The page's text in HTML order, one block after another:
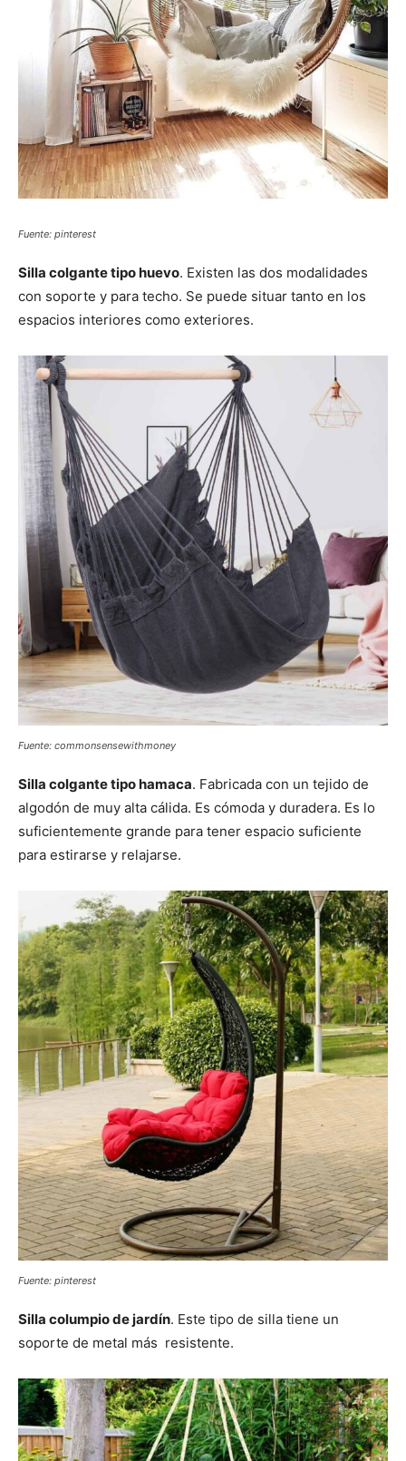
Fuente: pinterest
Silla colgante tipo huevo. Existen las dos modalidades
con soporte y para techo. Se puede situar tanto en los
espacios interiores como exteriores.
Fuente: commonsensewithmoney
Silla colgante tipo hamaca. Fabricada con un tejido de
algodón de muy alta cálida. Es cómoda y duradera. Es lo
suficientemente grande para tener espacio suficiente
para estirarse y relajarse.
Fuente: pinterest
Silla columpio de jardín. Este tipo de silla tiene un
soporte de metal más resistente.